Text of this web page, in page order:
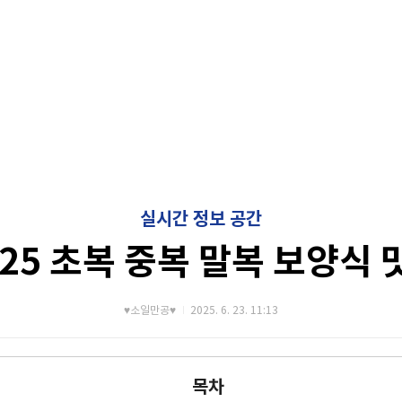
실시간 정보 공간
초복 중복 말복 보양식
♥소일만공♥ 2025. 6. 23. 11:13
목차